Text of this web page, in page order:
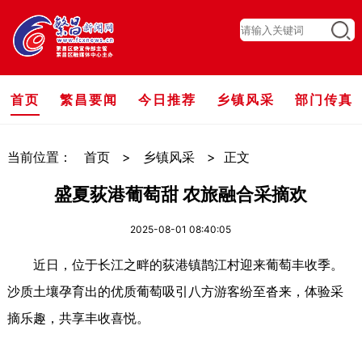
首页 繁昌要闻 今日推荐 乡镇风采 部门传真
当前位置： 首页 > 乡镇风采 > 正文
盛夏荻港葡萄甜 农旅融合采摘欢
2025-08-01 08:40:05
近日，位于长江之畔的荻港镇鹊江村迎来葡萄丰收季。
沙质土壤孕育出的优质葡萄吸引八方游客纷至沓来，体验采
摘乐趣，共享丰收喜悦。